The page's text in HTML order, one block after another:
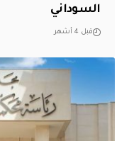
السوداني
قبل 4 أشهر